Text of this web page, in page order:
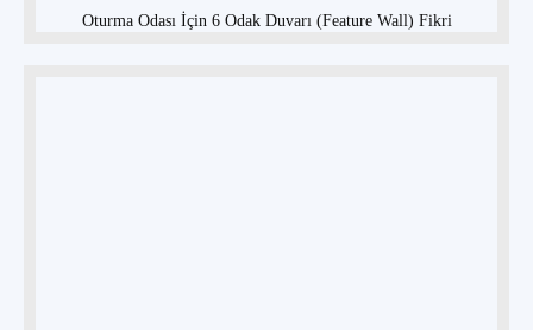
Oturma Odası İçin 6 Odak Duvarı (Feature Wall) Fikri